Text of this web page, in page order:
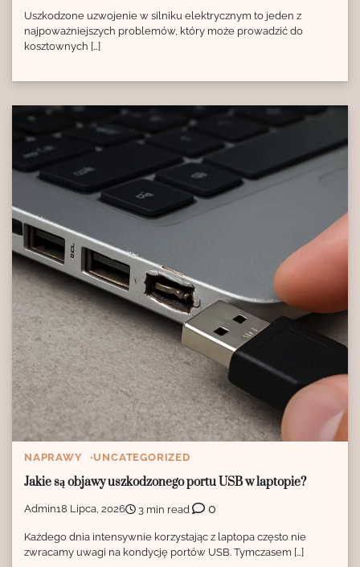
Uszkodzone uzwojenie w silniku elektrycznym to jeden z
najpoważniejszych problemów, który może prowadzić do
kosztownych […]
NAPRAWY UNCATEGORIZED
Jakie są objawy uszkodzonego portu USB w laptopie?
Admin18 Lipca, 2026 3 min read 0
Każdego dnia intensywnie korzystając z laptopa często nie
zwracamy uwagi na kondycję portów USB. Tymczasem […]